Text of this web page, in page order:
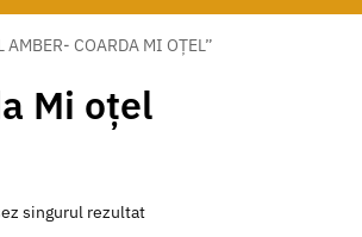
AMBER- COARDA MI OȚEL”
Mi oțel
singurul rezultat